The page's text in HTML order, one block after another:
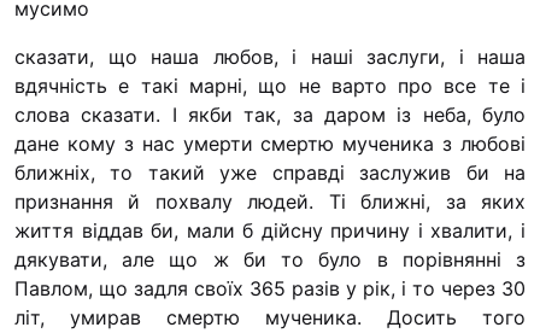
мусимо
сказати, що наша любов, і наші заслуги, і наша
вдячність е такі марні, що не варто про все те і
слова сказати. І якби так, за даром із неба, було
дане кому з нас умерти смер­тю мученика з любові
ближніх, то такий уже справді за­служив би на
признання й похвалу людей. Ті ближні, за яких
життя віддав би, мали б дійсну причину і хвалити, і
дякувати, але що ж би то було в порівнянні з
Павлом, що задля своїх 365 разів у рік, і то через 30
літ, умирав смертю мученика. Досить того